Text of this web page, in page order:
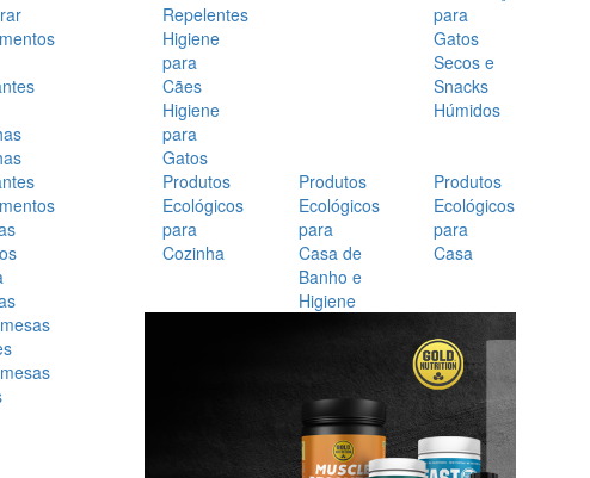
Repelentes
Higiene
para
Cães
Higiene
para
Gatos
para
Gatos
Secos e
Snacks
Húmidos
Produtos
Ecológicos
para
Cozinha
Produtos
Ecológicos
para
Casa de
Banho e
Higiene
Produtos
Ecológicos
para
Casa